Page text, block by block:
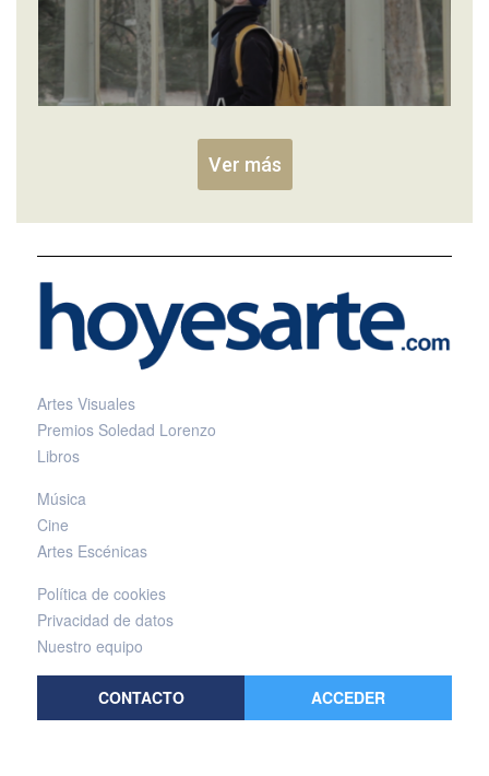
Ver más
Artes Visuales
Premios Soledad Lorenzo
Libros
Música
Cine
Artes Escénicas
Política de cookies
Privacidad de datos
Nuestro equipo
CONTACTO ACCEDER